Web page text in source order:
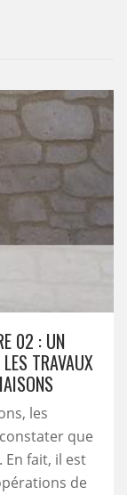
02 : UN
TRAVAUX
les
que
En fait, il est
de